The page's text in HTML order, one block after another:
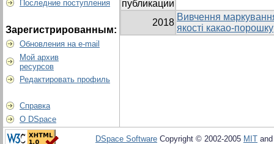
Последние поступления
Зарегистрированным:
Обновления на e-mail
Мой архив
ресурсов
Редактировать профиль
Справка
О DSpace
публикации
2018
Вивчення
якості какао-порошку
DSpace Software Copyright © 2002-2005 MIT